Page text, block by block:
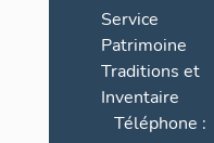
Service
Patrimoine
Traditions et
Inventaire
Téléphone :